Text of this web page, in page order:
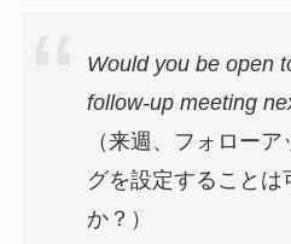
Would you be open
follow-up meeting
（来週、フォロー
グを設定することは
か？）